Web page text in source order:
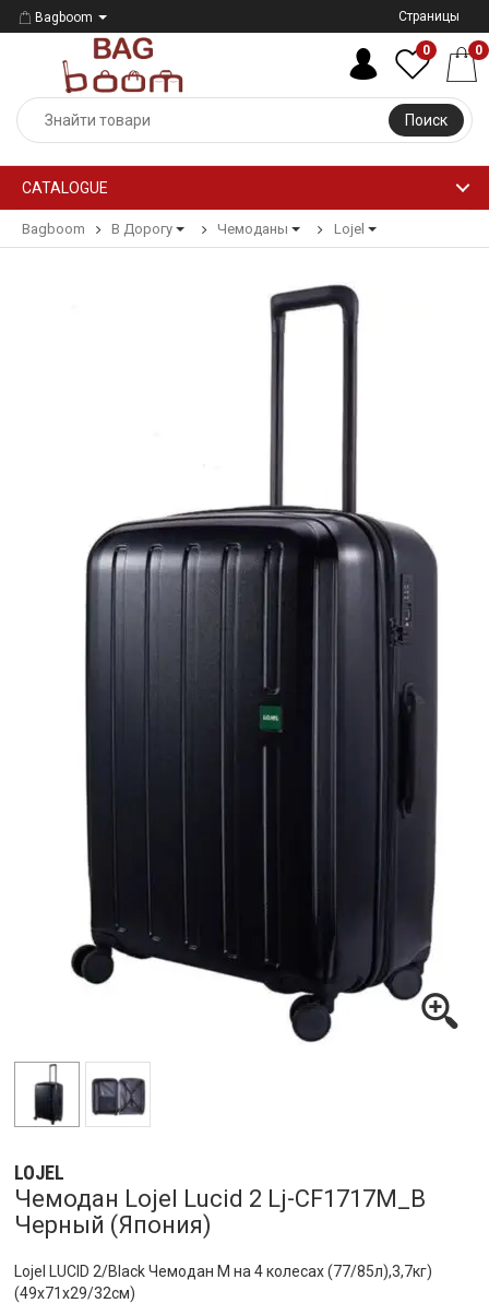
Bagboom Страницы
Поиск
0 0
CATALOGUE
Bagboom В Дорогу Чемоданы Lojel
LOJEL
Чемодан Lojel Lucid 2 Lj-CF1717M_B
Черный (Япония)
Lojel LUCID 2/Black Чемодан M на 4 колесах (77/85л),3,7кг)
(49x71x29/32см)